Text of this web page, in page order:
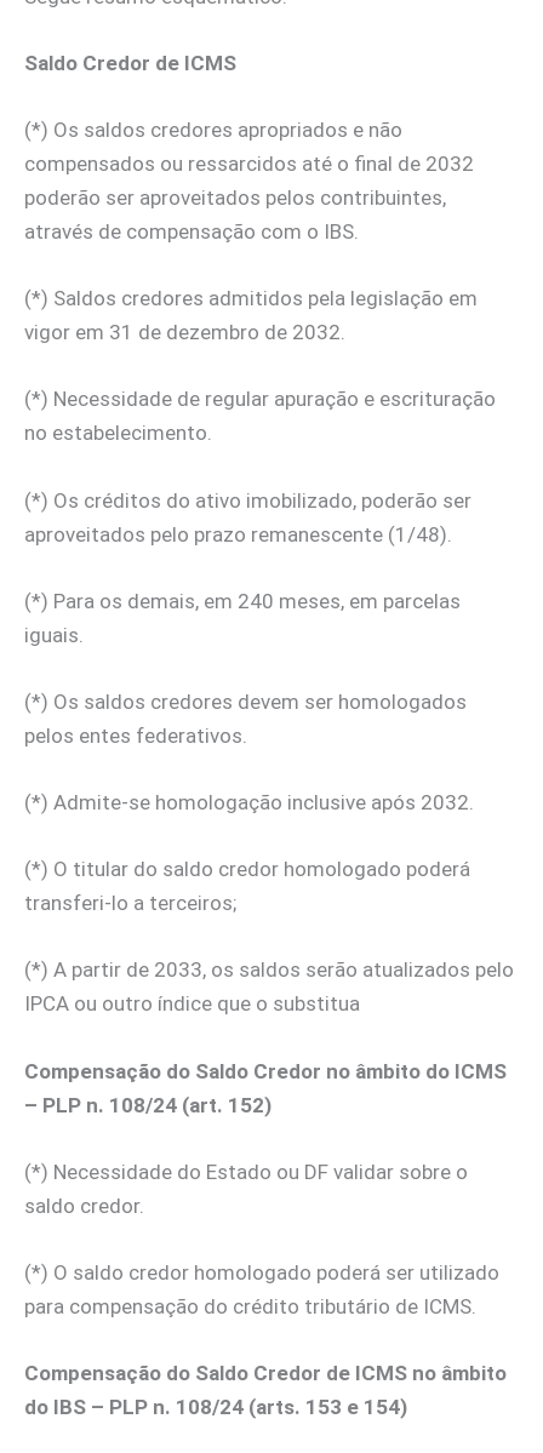
Saldo Credor de ICMS
(*) Os saldos credores apropriados e não
compensados ou ressarcidos até o final de 2032
poderão ser aproveitados pelos contribuintes,
através de compensação com o IBS.
(*) Saldos credores admitidos pela legislação em
vigor em 31 de dezembro de 2032.
(*) Necessidade de regular apuração e escrituração
no estabelecimento.
(*) Os créditos do ativo imobilizado, poderão ser
aproveitados pelo prazo remanescente (1/48).
(*) Para os demais, em 240 meses, em parcelas
iguais.
(*) Os saldos credores devem ser homologados
pelos entes federativos.
(*) Admite-se homologação inclusive após 2032.
(*) O titular do saldo credor homologado poderá
transferi-lo a terceiros;
(*) A partir de 2033, os saldos serão atualizados pelo
IPCA ou outro índice que o substitua
Compensação do Saldo Credor no âmbito do ICMS
– PLP n. 108/24 (art. 152)
(*) Necessidade do Estado ou DF validar sobre o
saldo credor.
(*) O saldo credor homologado poderá ser utilizado
para compensação do crédito tributário de ICMS.
Compensação do Saldo Credor de ICMS no âmbito
do IBS – PLP n. 108/24 (arts. 153 e 154)